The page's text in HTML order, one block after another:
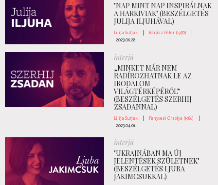
"NAP MINT NAP INSPIRÁLNAK
A HARKIVIAK" (BESZÉLGETÉS
JULIJA ILJUHÁVAL)
Lilija Sutjak Bárász Péter (1950)
2023.06.28.
interjú
„MINKET MÁR NEM
RADÍROZHATNAK LE AZ
IRODALOM
VILÁGTÉRKÉPÉRŐL”
(BESZÉLGETÉS SZERHIJ
ZSADANNAL)
Lilija Sutjak Fenyvesi Orsolya (1986)
2023.04.01.
interjú
"UKRAJNÁBAN MA ÚJ
JELENTÉSEK SZÜLETNEK"
(BESZÉLGETÉS LJUBA
JAKIMCSUKKAL)